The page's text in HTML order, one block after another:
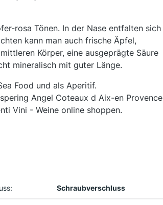
rosa Tönen. In der Nase entfalten sich
kann man auch frische Äpfel,
Körper, eine ausgeprägte Säure
mineralisch mit guter Länge.
Food und als Aperitif.
Angel Coteaux d Aix-en Provence
Vini - Weine online shoppen.
Schraubverschluss